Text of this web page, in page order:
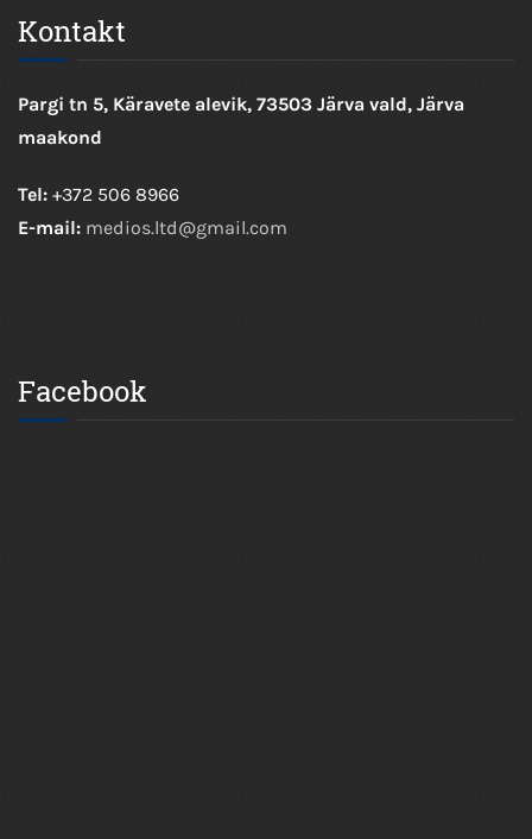
Kontakt
Pargi tn 5, Käravete alevik, 73503 Järva vald, Järva
maakond
Tel: +372 506 8966
E-mail: medios.ltd@gmail.com
Facebook